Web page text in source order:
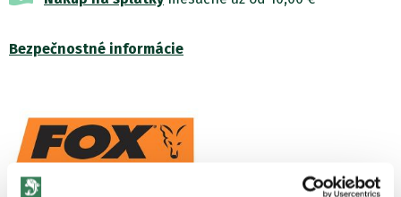
Bezpečnostné informácie